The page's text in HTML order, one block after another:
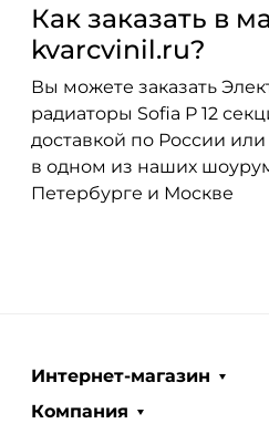
Как заказать в
kvarcvinil.ru?
Вы можете заказать
радиаторы Sofia P 12
доставкой по России
в одном из наших
Петербурге и Москве
Интернет-магазин
Компания